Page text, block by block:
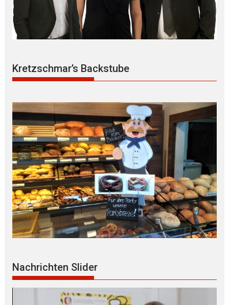
Kretzschmar’s Backstube
Nachrichten Slider